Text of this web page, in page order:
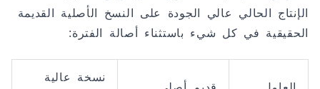
الإنتاج الحالي عالي الجودة على النسخ الأصلية القديمة
الحقيقية في كل شيء باستثناء أصالة الفترة:
نسخة عالية